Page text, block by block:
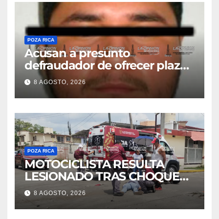
POZA RICA
Acusan a presunto
defraudador de ofrecer plazas
de maestros
8 AGOSTO, 2026
POZA RICA
MOTOCICLISTA RESULTA
LESIONADO TRAS CHOQUE
EN LA 27 DE SEPTIEMBRE
8 AGOSTO, 2026